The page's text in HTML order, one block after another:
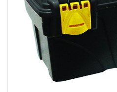
Хозтовары
Электроды и проволока